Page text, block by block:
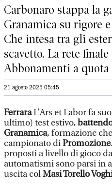
Carbonaro stappa la
Granamica su rigore
Che intesa tra gli
scavetto. La rete
Abbonamenti a quota
21 agosto 2025 05:45
FerraraL’Ars et Labor fa
ultimo) test estivo,
Granamica, formazione
campionato diPromozione
proposti a livello di gioco
automatismi sono parsi in
uscita colMasi Torello